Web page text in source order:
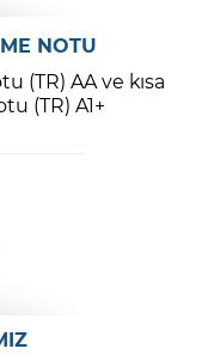
NOTU
(TR) AA ve kısa
(TR) A1+